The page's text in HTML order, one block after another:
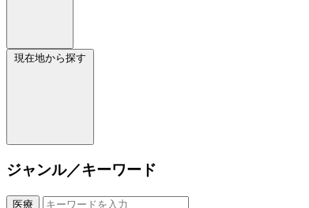
現在地から探す
ジャンル／キーワード
医療